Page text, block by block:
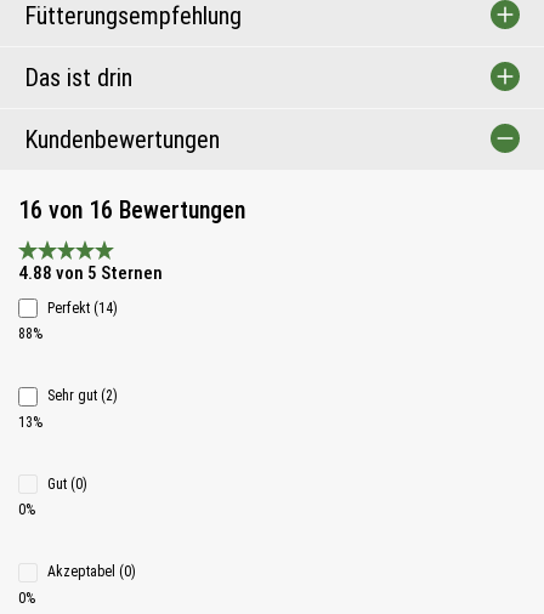
Fütterungsempfehlung
Das ist drin
Kundenbewertungen
16 von 16 Bewertungen
Durchschnittliche Bewertung 4.8 von 5 Sternen
4.88 von 5 Sternen
Perfekt (14)
88%
Sehr gut (2)
13%
Gut (0)
0%
Akzeptabel (0)
0%